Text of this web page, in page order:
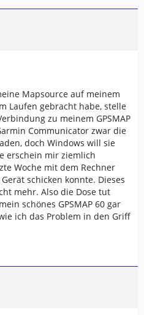
Mapsource auf meinem
Laufen gebracht habe, stelle
zu meinem GPSMAP
Communicator zwar die
doch Windows will sie
erschein mir ziemlich
Woche mit dem Rechner
schicken konnte. Dieses
mehr. Also die Dose tut
schönes GPSMAP 60 gar
ich das Problem in den Griff